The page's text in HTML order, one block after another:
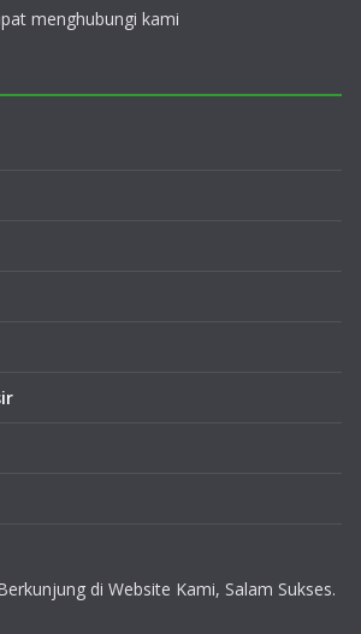
menghubungi kami
di Website Kami, Salam Sukses.